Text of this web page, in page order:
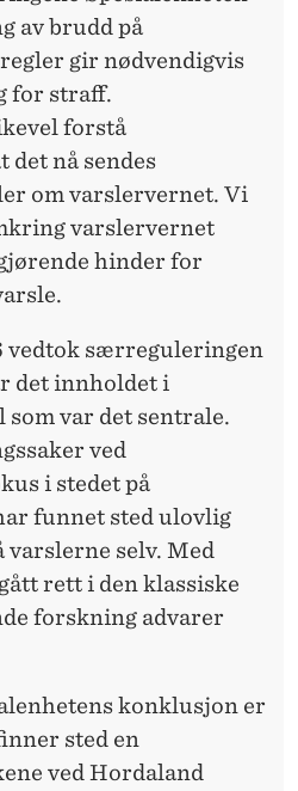
av brudd på
gir nødvendigvis
for straff.
forstå
det nå sendes
om varslervernet. Vi
varslervernet
hinder for
vedtok særreguleringen
det innholdet i
som var det sentrale.
ved
i stedet på
funnet sted ulovlig
varslerne selv. Med
rett i den klassiske
forskning advarer
konklusjon er
sted en
ved Hordaland